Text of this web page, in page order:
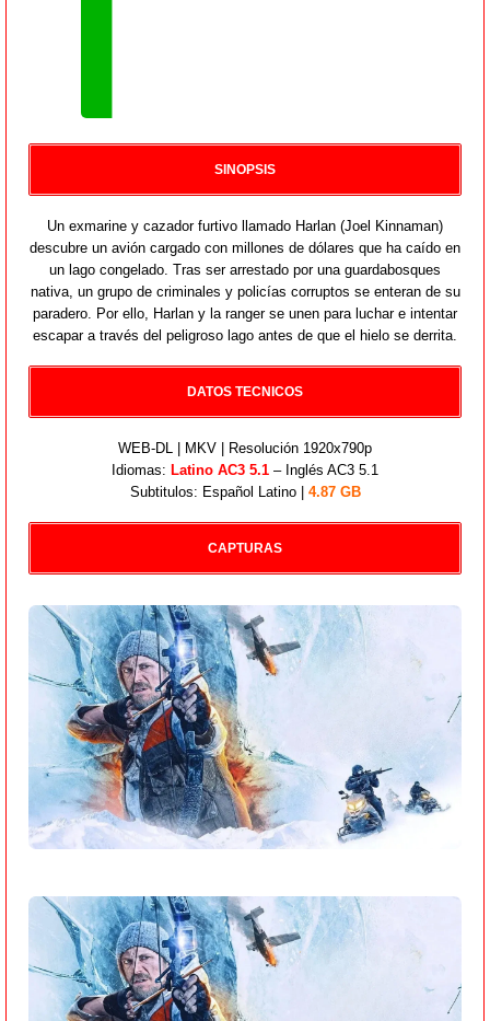
SINOPSIS
Un exmarine y cazador furtivo llamado Harlan (Joel Kinnaman)
descubre un avión cargado con millones de dólares que ha caído en
un lago congelado. Tras ser arrestado por una guardabosques
nativa, un grupo de criminales y policías corruptos se enteran de su
paradero. Por ello, Harlan y la ranger se unen para luchar e intentar
escapar a través del peligroso lago antes de que el hielo se derrita.
DATOS TECNICOS
WEB-DL | MKV | Resolución 1920x790p
Idiomas: Latino AC3 5.1 – Inglés AC3 5.1
Subtitulos: Español Latino | 4.87 GB
CAPTURAS